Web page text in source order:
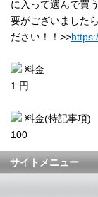
に入って選んで買
要がございました
ださい！！>>
料金
1 円
料金(特記事項)
100
サイトメニュー